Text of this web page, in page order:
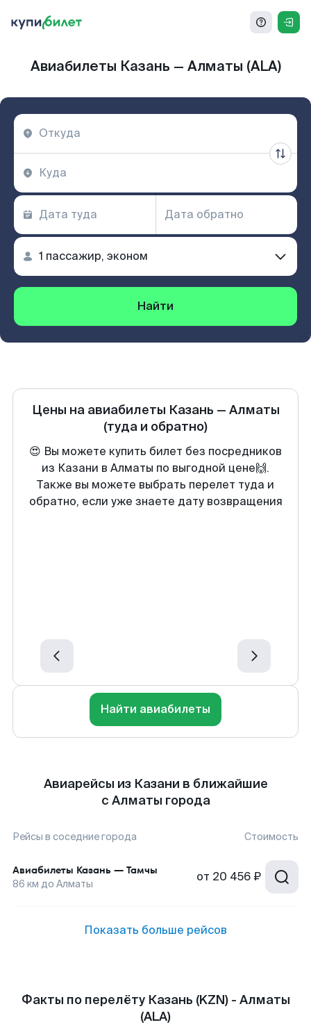
Авиабилеты Казань — Алматы (ALA)
Найти
Цены на авиабилеты Казань — Алматы
(туда и обратно)
😍 Вы можете купить билет без посредников
из Казани в Алматы по выгодной цене🙌.
Также вы можете выбрать перелет туда и
обратно, если уже знаете дату возвращения
Найти авиабилеты
Авиарейсы из Казани в ближайшие
с Алматы города
Рейсы в соседние города Стоимость
Авиабилеты Казань — Тамчы
86 км до Алматы от 20 456 ₽
Показать больше рейсов
Факты по перелёту Казань (KZN) - Алматы
(ALA)